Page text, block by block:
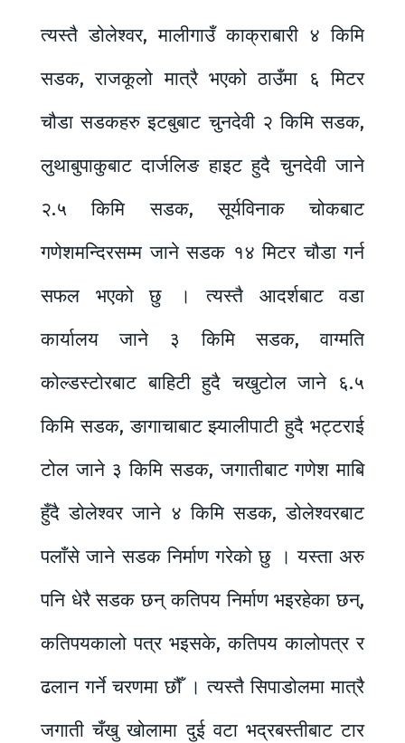
त्यस्तै डोलेश्वर, मालीगाउँ काक्राबारी ४ किमि
सडक, राजकूलो मात्रै भएको ठाउँमा ६ मिटर
चौडा सडकहरु इटबुबाट चुनदेवी २ किमि सडक,
लुथाबुपाकुबाट दार्जलिङ हाइट हुदै चुनदेवी जाने
२.५ किमि सडक, सूर्यविनाक चोकबाट
गणेशमन्दिरसम्म जाने सडक १४ मिटर चौडा गर्न
सफल भएको छु । त्यस्तै आदर्शबाट वडा
कार्यालय जाने ३ किमि सडक, वाग्मति
कोल्डस्टोरबाट बाहिटी हुदै चखुटोल जाने ६.५
किमि सडक, ङागाचाबाट झ्यालीपाटी हुदै भट्टराई
टोल जाने ३ किमि सडक, जगातीबाट गणेश माबि
हुँदै डोलेश्वर जाने ४ किमि सडक, डोलेश्वरबाट
पलाँसे जाने सडक निर्माण गरेको छु । यस्ता अरु
पनि धेरै सडक छन् कतिपय निर्माण भइरहेका छन्,
कतिपयकालो पत्र भइसके, कतिपय कालोपत्र र
ढलान गर्ने चरणमा छौँ । त्यस्तै सिपाडोलमा मात्रै
जगाती चँखु खोलामा दुई वटा भद्रबस्तीबाट टार